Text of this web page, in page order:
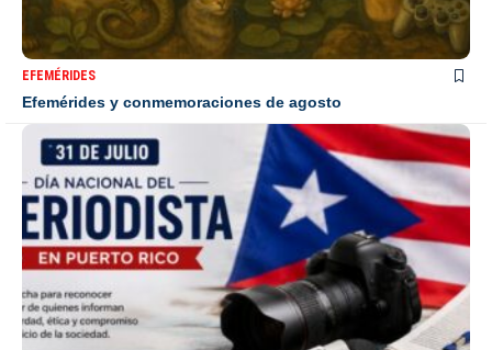
EFEMÉRIDES
Efemérides y conmemoraciones de agosto